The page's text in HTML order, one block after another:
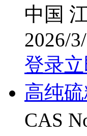
中国
2026/
登录
高纯
CAS